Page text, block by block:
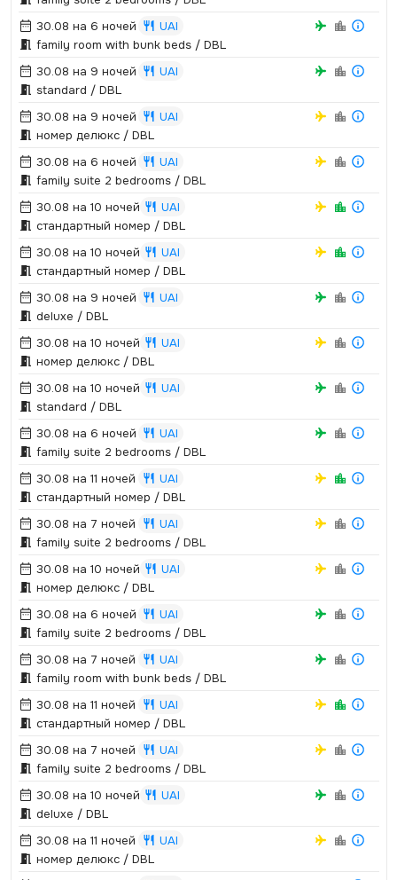
30.08 на 6 ночей
UAI
family room with bunk beds / DBL
30.08 на 9 ночей
UAI
standard / DBL
30.08 на 9 ночей
UAI
номер делюкс / DBL
30.08 на 6 ночей
UAI
family suite 2 bedrooms / DBL
30.08 на 10 ночей
UAI
стандартный номер / DBL
30.08 на 10 ночей
UAI
стандартный номер / DBL
30.08 на 9 ночей
UAI
deluxe / DBL
30.08 на 10 ночей
UAI
номер делюкс / DBL
30.08 на 10 ночей
UAI
standard / DBL
30.08 на 6 ночей
UAI
family suite 2 bedrooms / DBL
30.08 на 11 ночей
UAI
стандартный номер / DBL
30.08 на 7 ночей
UAI
family suite 2 bedrooms / DBL
30.08 на 10 ночей
UAI
номер делюкс / DBL
30.08 на 6 ночей
UAI
family suite 2 bedrooms / DBL
30.08 на 7 ночей
UAI
family room with bunk beds / DBL
30.08 на 11 ночей
UAI
стандартный номер / DBL
30.08 на 7 ночей
UAI
family suite 2 bedrooms / DBL
30.08 на 10 ночей
UAI
deluxe / DBL
30.08 на 11 ночей
UAI
номер делюкс / DBL